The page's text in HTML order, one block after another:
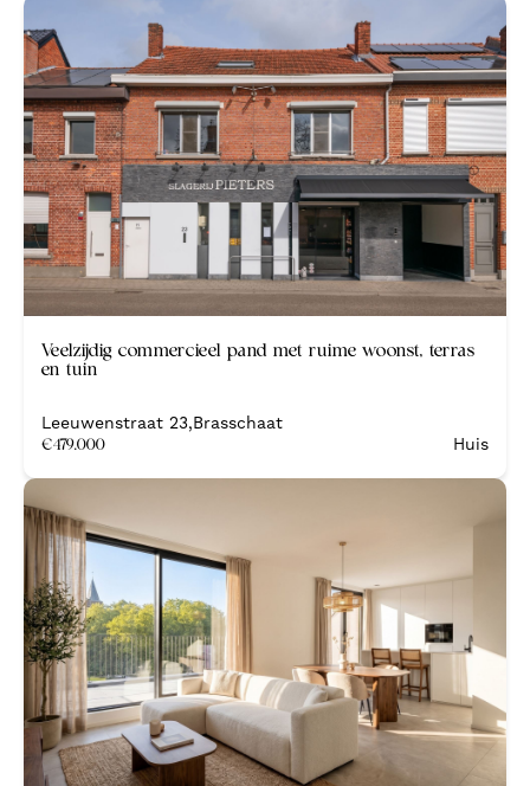
Veelzijdig commercieel pand met ruime woonst, terras
en tuin
Leeuwenstraat 23,Brasschaat
€479.000 Huis